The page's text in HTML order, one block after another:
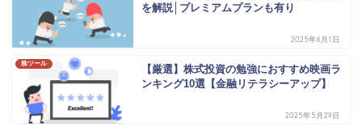
を解説│プレミアムプランも有り
2025年6月1日
株ツール
【厳選】株式投資の勉強におすすめ映画ラ
ンキング10選【金融リテラシーアップ】
2025年5月29日